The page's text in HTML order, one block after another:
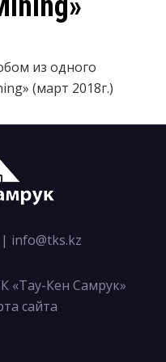
из одного
(март 2018г.)
| info@tks.kz
«Тау-Кен Самрук»
сайта